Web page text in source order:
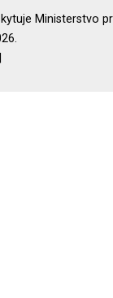
Ministerstvo